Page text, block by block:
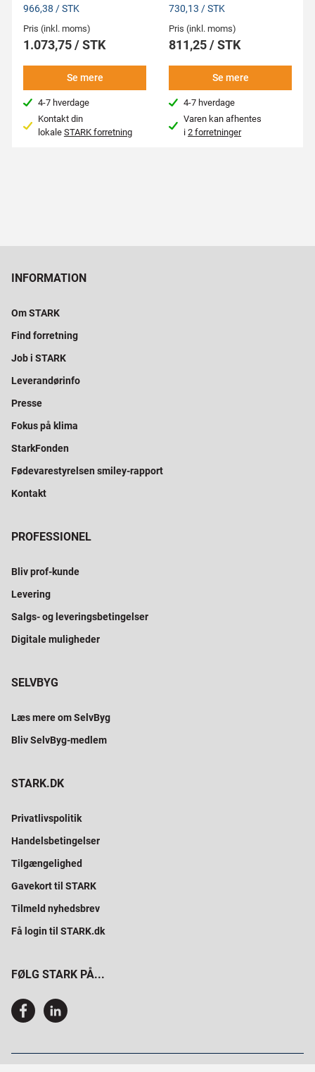
966,38 / STK
Pris (inkl. moms)
1.073,75 / STK
Se mere
4-7 hverdage
Kontakt din
lokale STARK forretning
730,13 / STK
Pris (inkl. moms)
811,25 / STK
Se mere
4-7 hverdage
Varen kan afhentes
i2 forretninger
INFORMATION
Om STARK
Find forretning
Job i STARK
Leverandørinfo
Presse
Fokus på klima
StarkFonden
Fødevarestyrelsen smiley-rapport
Kontakt
PROFESSIONEL
Bliv prof-kunde
Levering
Salgs- og leveringsbetingelser
Digitale muligheder
SELVBYG
Læs mere om SelvByg
Bliv SelvByg-medlem
STARK.DK
Privatlivspolitik
Handelsbetingelser
Tilgængelighed
Gavekort til STARK
Tilmeld nyhedsbrev
Få login til STARK.dk
FØLG STARK PÅ...